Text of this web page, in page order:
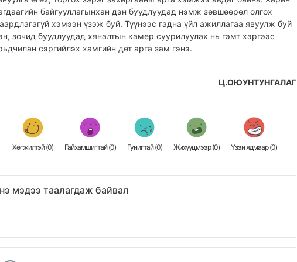
байгууллагынхан дэн буудлуудад нэмж зөвшөөрөл олгох
хэмээн үзэж буй. Түүнээс гадна үйл ажиллагаа явуулж буй
зочид буудлуудад хяналтын камер суурилуулах нь гэмт хэргээс
сэргийлэх хамгийн дөт арга зам гэнэ.
Ц.ОЮУНТУНГАЛАГ
Хөгжилтэй (0) Гайхамшигтай (0) Гунигтай (0) Жихүүцмээр (0) Үзэн ядмаар (0)
мэдээ таалагдаж байвал